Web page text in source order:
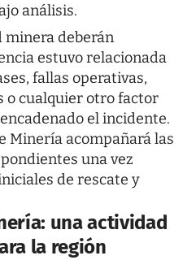
análisis.
minera deberán
estuvo relacionada
fallas operativas,
o cualquier otro factor
el incidente.
Minería acompañará las
una vez
de rescate y
una actividad
la región